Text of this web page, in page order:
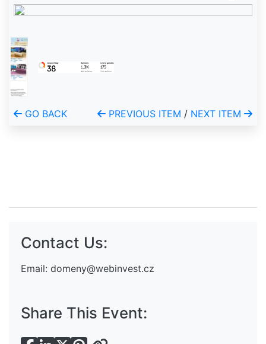
GO BACK PREVIOUS ITEM / NEXT ITEM
Contact Us:
Email: domeny@webinvest.cz
Share This Event: